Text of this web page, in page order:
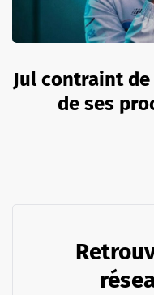
Jul contraint
de ses